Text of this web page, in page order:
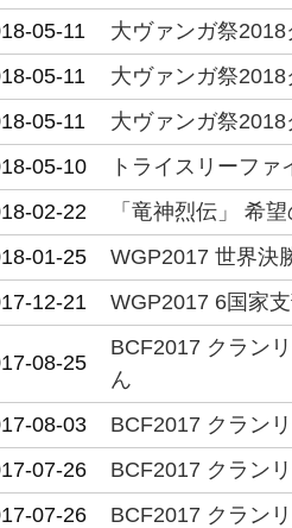
05-11
大ヴァンガ祭
05-11
大ヴァンガ祭
05-11
大ヴァンガ祭
05-10
トライスリーフ
02-22
「竜神烈伝」 希
01-25
WGP2017 世界決
12-21
WGP2017 6国家
08-25
BCF2017 クラン
ん
08-03
BCF2017 クラン
07-26
BCF2017 クラン
07-26
BCF2017 クラン